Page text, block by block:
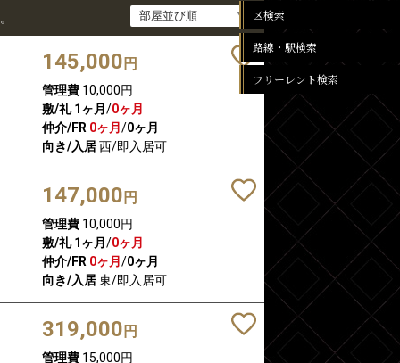
145,000 円
管理費10,000円
敷/礼 1ヶ月 /0ヶ月
仲介/FR 0ヶ月 /0ヶ月
向き/入居西/即入居可
147,000 円
管理費10,000円
敷/礼 1ヶ月 /0ヶ月
仲介/FR 0ヶ月 /0ヶ月
向き/入居東/即入居可
319,000 円
管理費15,000円
区検索
路線・駅検索
フリーレント検索